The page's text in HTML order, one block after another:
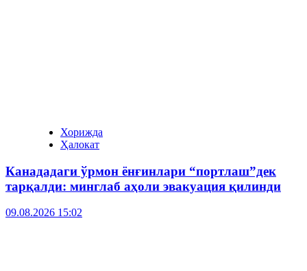
Хорижда
Ҳалокат
Канададаги ўрмон ёнғинлари “портлаш”дек
тарқалди: минглаб аҳоли эвакуация қилинди
09.08.2026 15:02